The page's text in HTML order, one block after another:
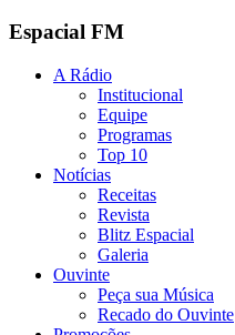
Espacial FM
A Rádio
Institucional
Equipe
Programas
Top 10
Notícias
Receitas
Revista
Blitz Espacial
Galeria
Ouvinte
Peça sua Música
Recado do Ouvinte